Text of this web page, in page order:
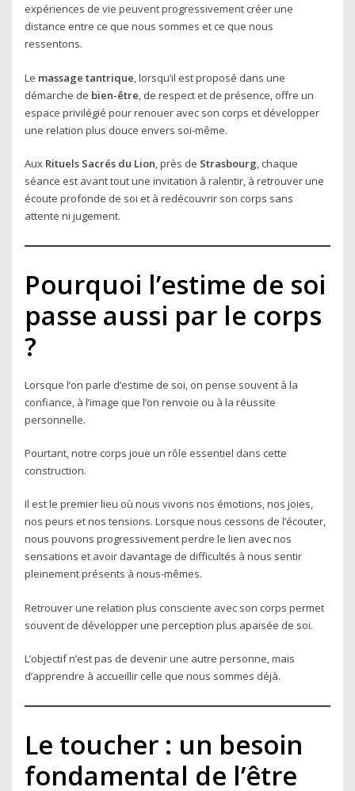
expériences de vie peuvent progressivement créer une
distance entre ce que nous sommes et ce que nous
ressentons.
Le massage tantrique , lorsqu’il est proposé dans une
démarche de bien-être , de respect et de présence, offre un
espace privilégié pour renouer avec son corps et développer
une relation plus douce envers soi-même.
Aux Rituels Sacrés du Lion, près de Strasbourg, chaque
séance est avant tout une invitation à ralentir, à retrouver une
écoute profonde de soi et à redécouvrir son corps sans
attente ni jugement.
Pourquoi l’estime de soi
passe aussi par le corps
?
Lorsque l’on parle d’estime de soi, on pense souvent à la
confiance, à l’image que l’on renvoie ou à la réussite
personnelle.
Pourtant, notre corps joue un rôle essentiel dans cette
construction.
Il est le premier lieu où nous vivons nos émotions, nos joies,
nos peurs et nos tensions. Lorsque nous cessons de l’écouter,
nous pouvons progressivement perdre le lien avec nos
sensations et avoir davantage de difficultés à nous sentir
pleinement présents à nous-mêmes.
Retrouver une relation plus consciente avec son corps permet
souvent de développer une perception plus apaisée de soi.
L’objectif n’est pas de devenir une autre personne, mais
d’apprendre à accueillir celle que nous sommes déjà.
Le toucher : un besoin
fondamental de l’être